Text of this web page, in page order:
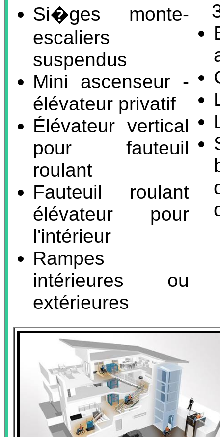
Si�ges monte-
escaliers
suspendus
Mini ascenseur -
élévateur privatif
Élévateur vertical
pour fauteuil
roulant
Fauteuil roulant
élévateur pour
l'intérieur
Rampes
intérieures ou
extérieures